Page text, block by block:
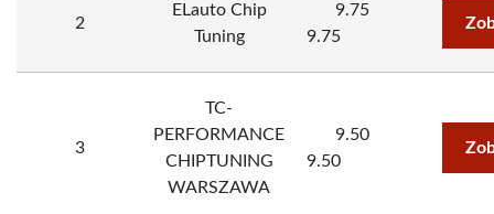
2
ELauto Chip
Tuning
9.75
9.75
3
TC-
PERFORMANCE
CHIPTUNING
WARSZAWA
9.50
9.50